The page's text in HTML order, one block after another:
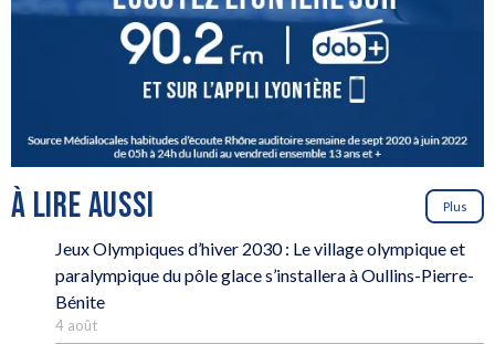
À LIRE AUSSI Plus
Jeux Olympiques d’hiver 2030 : Le village olympique et
paralympique du pôle glace s’installera à Oullins-Pierre-
Bénite
4 août